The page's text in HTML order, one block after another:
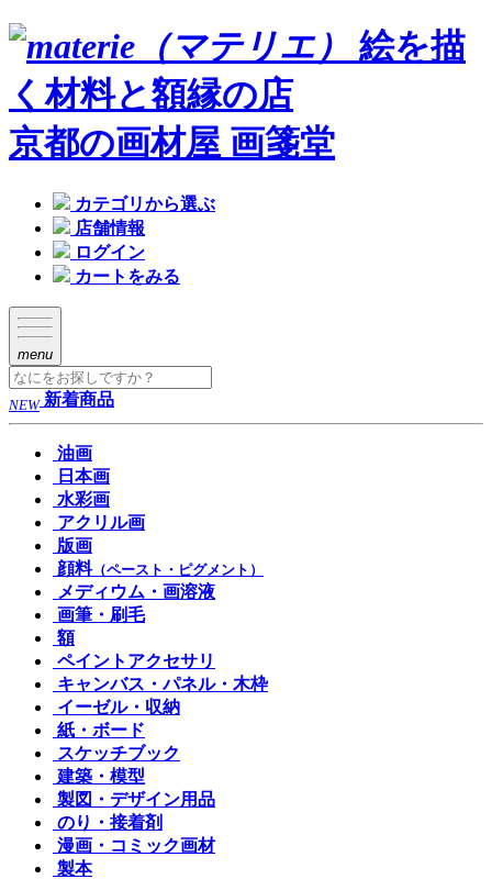
絵を描
く材料と額縁の店
京都の画材屋 画箋堂
カテゴリから選ぶ
店舗情報
ログイン
カートをみる
menu
NEW 新着商品
油画
日本画
水彩画
アクリル画
版画
顔料（ペースト・ピグメント）
メディウム・画溶液
画筆・刷毛
額
ペイントアクセサリ
キャンバス・パネル・木枠
イーゼル・収納
紙・ボード
スケッチブック
建築・模型
製図・デザイン用品
のり・接着剤
漫画・コミック画材
製本